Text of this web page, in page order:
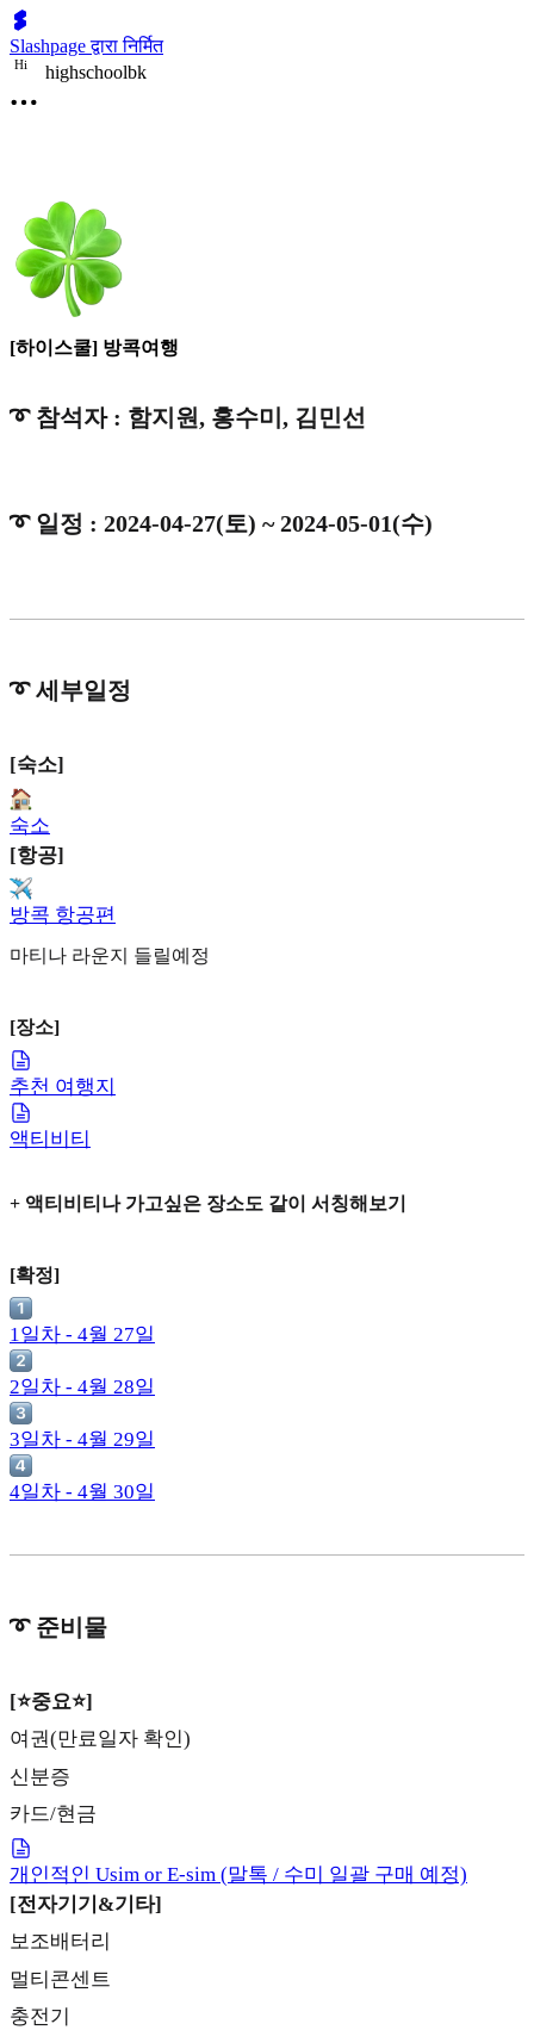
Slashpage द्वारा निर्मित
Hi highschoolbk
[하이스쿨] 방콕여행
➰ 참석자 : 함지원, 홍수미, 김민선
➰ 일정 : 2024-04-27(토) ~ 2024-05-01(수)
➰ 세부일정
[숙소]
숙소
[항공]
방콕 항공편
마티나 라운지 들릴예정
[장소]
추천 여행지
액티비티
+ 액티비티나 가고싶은 장소도 같이 서칭해보기
[확정]
1일차 - 4월 27일
2일차 - 4월 28일
3일차 - 4월 29일
4일차 - 4월 30일
➰ 준비물
[⭐중요⭐]
여권(만료일자 확인)
신분증
카드/현금
개인적인 Usim or E-sim (말톡 / 수미 일괄 구매 예정)
[전자기기&기타]
보조배터리
멀티콘센트
충전기